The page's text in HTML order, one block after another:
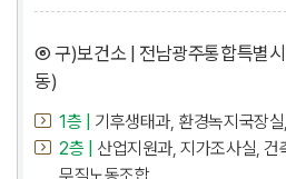
⑥ 구)보건소 | 전남광주통합특별
동)
1층 |
기후생태과, 환경녹지국장
2층 |
산업지원과, 지가조사실,